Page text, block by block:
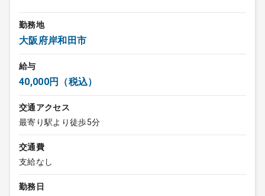
勤務地
大阪府岸和田市
給与
40,000円（税込）
交通アクセス
最寄り駅より徒歩5分
交通費
支給なし
勤務日